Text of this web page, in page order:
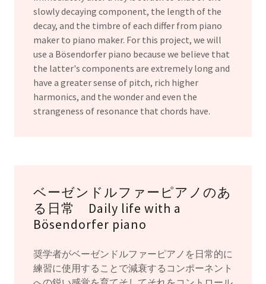
slowly decaying component, the length of the
decay, and the timbre of each differ from piano
maker to piano maker. For this project, we will
use a Bösendorfer piano because we believe that
the latter's components are extremely long and
have a greater sense of pitch, rich higher
harmonics, and the wonder and even the
strangeness of resonance that chords have.
ベーゼンドルファーピアノのあ
る日常 Daily life with a
Bösendorfer piano
奨学者がベーゼンドルファーピアノを日常的に
練習に使用することで減衰するコンポーネント